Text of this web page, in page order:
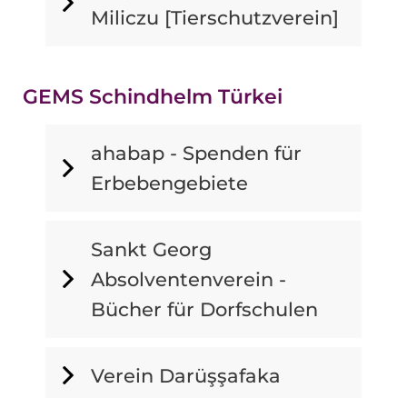
Miliczu [Tierschutzverein]
GEMS Schindhelm Türkei
ahabap - Spenden für
Erbebengebiete
Sankt Georg
Absolventenverein -
Bücher für Dorfschulen
Verein Darüşşafaka